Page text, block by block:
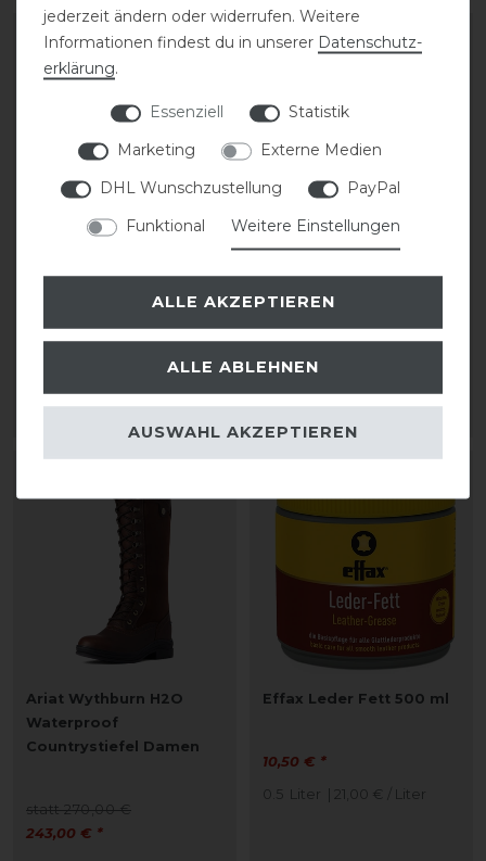
Ariat Wythburn H2O
Waterproof
Countrystiefel Damen
statt 270,00 €
243,00 € *
Effax Leder Fett 500 ml
10,50 € *
0.5 Liter | 21,00 € / Liter
jederzeit ändern oder widerrufen. Weitere
Informationen findest du in unserer Daten­schutz­
erklärung.
Essenziell
Statistik
Marketing
Externe Medien
DHL Wunschzustellung
PayPal
Funktional
Weitere Einstellungen
ALLE AKZEPTIEREN
ALLE ABLEHNEN
AUSWAHL AKZEPTIEREN